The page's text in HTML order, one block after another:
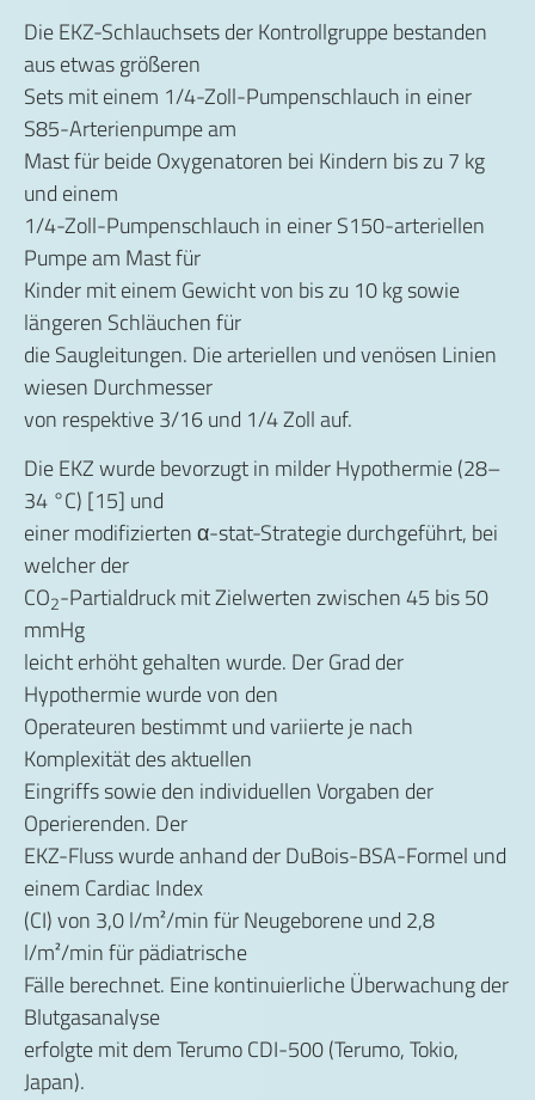
Die EKZ-Schlauchsets der Kontrollgruppe bestanden
aus etwas größeren
Sets mit einem 1/4-Zoll-Pumpenschlauch in einer
S85-Arterienpumpe am
Mast für beide Oxygenatoren bei Kindern bis zu 7 kg
und einem
1/4-Zoll-Pumpenschlauch in einer S150-arteriellen
Pumpe am Mast für
Kinder mit einem Gewicht von bis zu 10 kg sowie
längeren Schläuchen für
die Saugleitungen. Die arteriellen und venösen Linien
wiesen Durchmesser
von respektive 3/16 und 1/4 Zoll auf.
Die EKZ wurde bevorzugt in milder Hypothermie (28–
34 °C) [15] und
einer modifizierten α-stat-Strategie durchgeführt, bei
welcher der
CO2-Partialdruck mit Zielwerten zwischen 45 bis 50
mmHg
leicht erhöht gehalten wurde. Der Grad der
Hypothermie wurde von den
Operateuren bestimmt und variierte je nach
Komplexität des aktuellen
Eingriffs sowie den individuellen Vorgaben der
Operierenden. Der
EKZ-Fluss wurde anhand der DuBois-BSA-Formel und
einem Cardiac Index
(CI) von 3,0 l/m²/min für Neugeborene und 2,8
l/m²/min für pädiatrische
Fälle berechnet. Eine kontinuierliche Überwachung der
Blutgasanalyse
erfolgte mit dem Terumo CDI-500 (Terumo, Tokio,
Japan).